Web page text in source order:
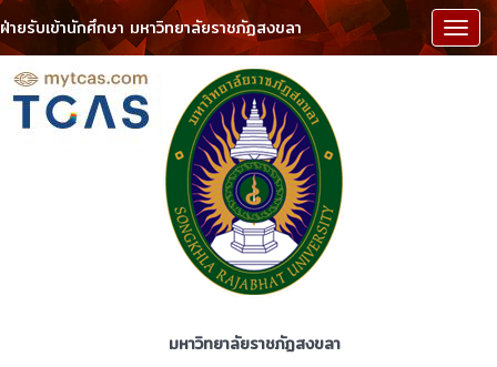
ฝ่ายรับเข้านักศึกษา มหาวิทยาลัยราชภัฏสงขลา เมนู
มหาวิทยาลัยราชภัฏสงขลา